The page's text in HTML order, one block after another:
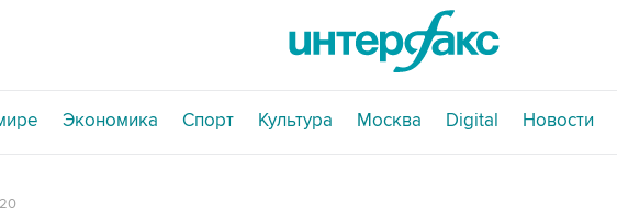
Экономика Спорт Культура Москва Digital Новости